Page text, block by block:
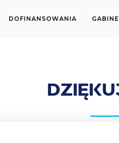
DOFINANSOWANIA
Po naszej